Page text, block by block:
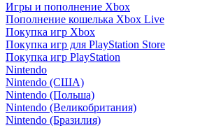
Игры и пополнение Xbox
Пополнение кошелька Xbox Live
Покупка игр Xbox
Покупка игр для PlayStation Store
Покупка игр PlayStation
Nintendo
Nintendo (США)
Nintendo (Польша)
Nintendo (Великобритания)
Nintendo (Бразилия)